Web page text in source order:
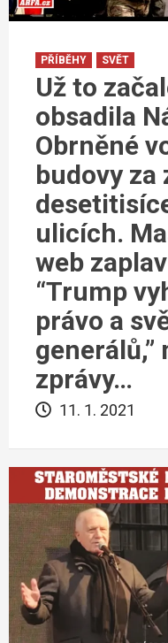
PŘÍBĚHY SVĚT
Už to
obsadila
Obrněné
budovy za
ulicích.
web
“Trump
právo a
generálů,”
zprávy…
11. 1. 2021